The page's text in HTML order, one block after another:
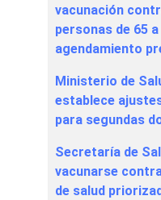
vacunación
personas de 65
agendamiento
Ministerio de
establece
para segundas
Secretaría de
vacunarse
de salud